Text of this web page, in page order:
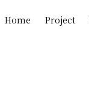
Home Project